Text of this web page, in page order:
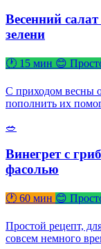
Весенний
зелени
🕐 15 мин 😊
С приходом весны
пополнить их
🥗
Винегрет с
фасолью
🕐 60 мин 😊
Простой рецепт,
совсем немного